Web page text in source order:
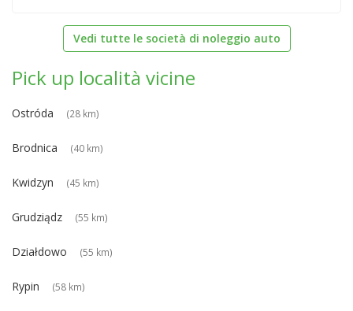
Vedi tutte le società di noleggio auto
Pick up località vicine
Ostróda (28 km)
Brodnica (40 km)
Kwidzyn (45 km)
Grudziądz (55 km)
Działdowo (55 km)
Rypin (58 km)